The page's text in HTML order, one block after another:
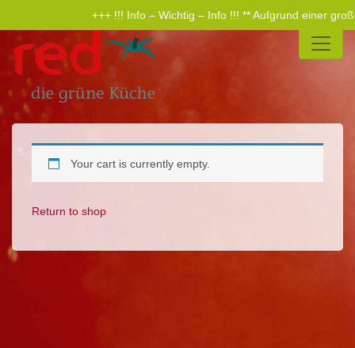
Your cart is currently empty.
Return to shop
+++ !!! Info – Wichtig – Info !!! ** Aufgrund einer